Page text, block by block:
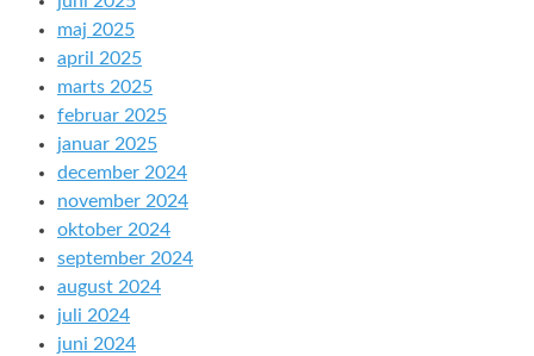
maj 2025
april 2025
marts 2025
februar 2025
januar 2025
december 2024
november 2024
oktober 2024
september 2024
august 2024
juli 2024
juni 2024